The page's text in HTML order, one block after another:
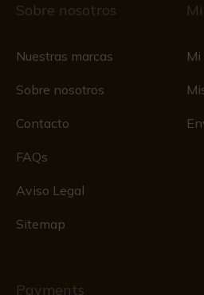
Sobre nosotros
Nuestras marcas
Sobre nosotros
Contacto
FAQs
Aviso Legal
Sitemap
Payments